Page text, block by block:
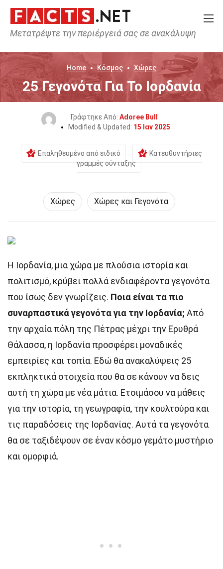
Μετατρέψτε την περιέργειά σας σε ανακάλυψη
Home Κόσμος Χώρες
25 Γεγονότα Για Το Ιορδανία
Γράφτηκε Από: Adoree Bull
Modified & Updated: 15 Ιαν 2025
Επαληθευμένο από ειδικό
Κατευθυντήριες
γραμμές σύνταξης
Χώρες Χώρες και Γεγονότα
Η Ιορδανία, μια χώρα με πλούσια ιστορία και
πολιτισμό, κρύβει πολλά ενδιαφέροντα γεγονότα
που ίσως δεν γνωρίζεις. Ποια είναι τα πιο
συναρπαστικά γεγονότα για την Ιορδανία; Από
την αρχαία πόλη της Πέτρας μέχρι την Ερυθρά
Θάλασσα, η Ιορδανία προσφέρει μοναδικές
εμπειρίες και τοπία. Εδώ θα ανακαλύψεις 25
εκπληκτικά στοιχεία που θα σε κάνουν να δεις
αυτή τη χώρα με νέα μάτια. Ετοιμάσου να μάθεις
για την ιστορία, τη γεωγραφία, την κουλτούρα και
τις παραδόσεις της Ιορδανίας. Αυτά τα γεγονότα
θα σε ταξιδέψουν σε έναν κόσμο γεμάτο μυστήριο
και ομορφιά.